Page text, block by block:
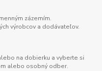
zázemím.
výrobcov a dodávateľov.
na dobierku a vyberte si
alebo osobný odber.